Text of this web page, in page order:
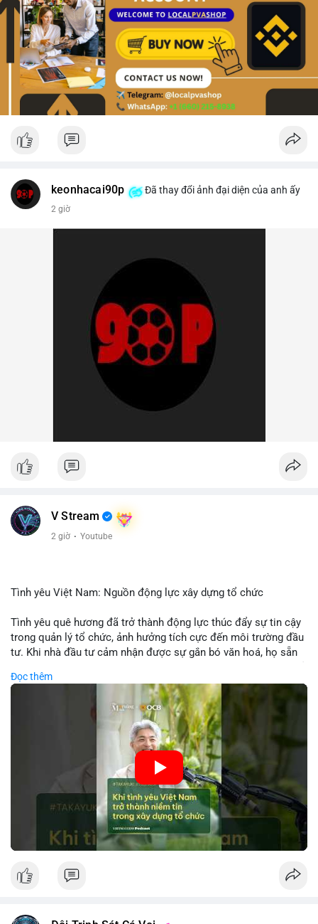
keonhacai90p Đã thay đổi ảnh đại diện của anh ấy
2 giờ
V Stream
2 giờ · Youtube
Tình yêu Việt Nam: Nguồn động lực xây dựng tổ chức
Tình yêu quê hương đã trở thành động lực thúc đẩy sự tin cậy
trong quản lý tổ chức, ảnh hưởng tích cực đến môi trường đầu
tư. Khi nhà đầu tư cảm nhận được sự gắn bó văn hoá, họ sẵn
các công ty blockchain và tiền mã hoá. Sự tăng cường niềm
tin này giúp giảm rủi ro thị trường, cải thiện chi phí vốn và thúc
đẩy sự phát triển bền vững của ngành công nghệ tài chính. Các
nhà quản lý cần khai thác tinh thần này để xây dựng chiến lược
phát triển bền vững và thu hút vốn đầu tư.
🎥 Xem video trực tiếp tại:
Nguồn: VIETSUCCESS
Đọc thêm